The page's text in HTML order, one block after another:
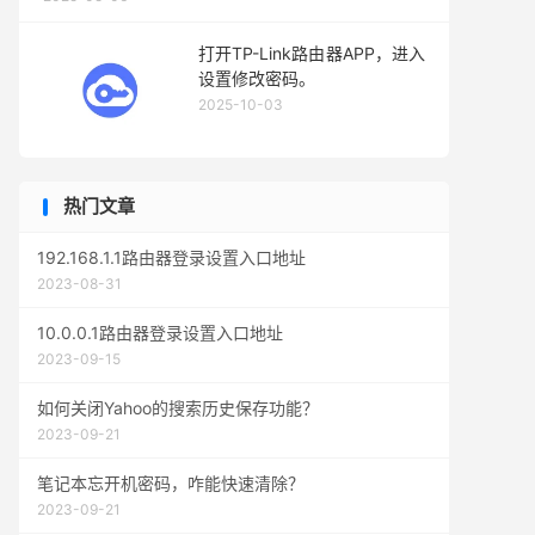
打开TP-Link路由器APP，进入
设置修改密码。
2025-10-03
热门文章
192.168.1.1路由器登录设置入口地址
2023-08-31
10.0.0.1路由器登录设置入口地址
2023-09-15
如何关闭Yahoo的搜索历史保存功能？
2023-09-21
笔记本忘开机密码，咋能快速清除？
2023-09-21